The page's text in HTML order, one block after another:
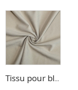
Tissu pour blazer style chevron TR